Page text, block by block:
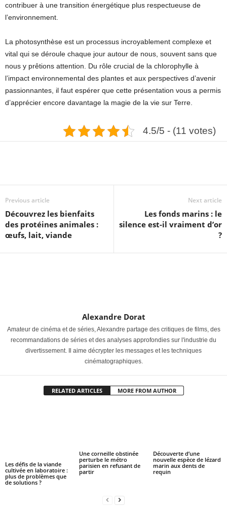
contribuer à une transition énergétique plus respectueuse de
l’environnement.
La photosynthèse est un processus incroyablement complexe et
vital qui se déroule chaque jour autour de nous, souvent sans que
nous y prêtions attention. Du rôle crucial de la chlorophylle à
l’impact environnemental des plantes et aux perspectives d’avenir
passionnantes, il faut espérer que cette présentation vous a permis
d’apprécier encore davantage la magie de la vie sur Terre.
4.5/5 - (11 votes)
Previous article
Découvrez les bienfaits
des protéines animales :
œufs, lait, viande
Next article
Les fonds marins : le
silence est-il vraiment d’or
?
Alexandre Dorat
Amateur de cinéma et de séries, Alexandre partage des critiques de films, des
recommandations de séries et des analyses approfondies sur l'industrie du
divertissement. Il aime décrypter les messages et les techniques
cinématographiques.
RELATED ARTICLES MORE FROM AUTHOR
Les défis de la viande
cultivée en laboratoire :
plus de problèmes que
de solutions ?
Une corneille obstinée
perturbe le métro
parisien en refusant de
partir
Découverte d’une
nouvelle espèce de lézard
marin aux dents de
requin